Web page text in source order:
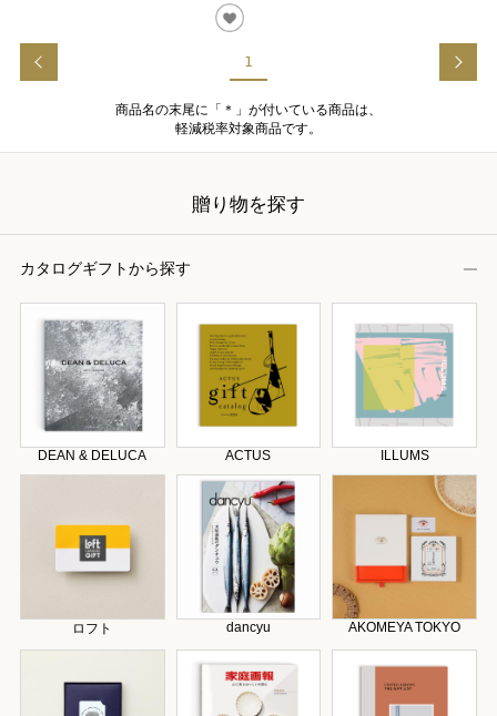
1
商品名の末尾に「＊」が付いている商品は、
軽減税率対象商品です。
贈り物を探す
カタログギフトから探す
DEAN & DELUCA ACTUS ILLUMS
ロフト dancyu AKOMEYA TOKYO